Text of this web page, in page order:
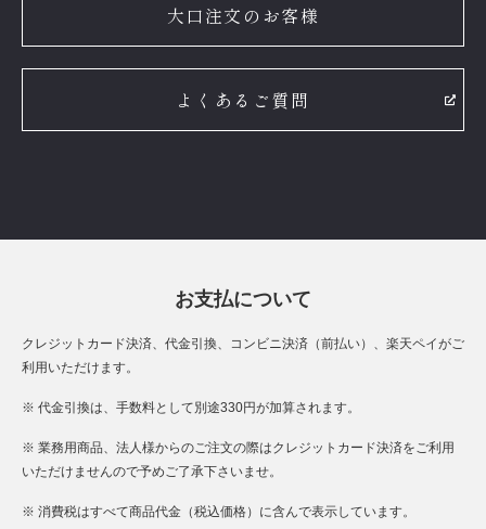
大口注文のお客様
よくあるご質問
お支払について
クレジットカード決済、代金引換、コンビニ決済（前払い）、楽天ペイがご
利用いただけます。
※ 代金引換は、手数料として別途330円が加算されます。
※ 業務用商品、法人様からのご注文の際はクレジットカード決済をご利用
いただけませんので予めご了承下さいませ。
※ 消費税はすべて商品代金（税込価格）に含んで表示しています。